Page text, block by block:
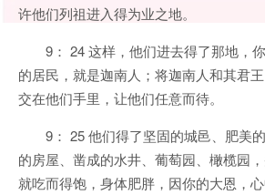
许他们列祖进入得为业之地。
9： 24 这样，他们进去得了那地，
的居民，就是迦南人；将迦南人和其君
交在他们手里，让他们任意而待。
9： 25 他们得了坚固的城邑、肥美
的房屋、凿成的水井、葡萄园、橄榄园
就吃而得饱，身体肥胖，因你的大恩，心